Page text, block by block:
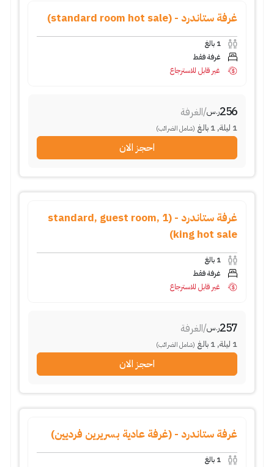
غرفة ستاندرد - (standard room hot sale)
1 بالغ
غرفة فقط
غير قابل للاسترجاع
256ر.س/الغرفة
1 ليلة,
1 بالغ (شامل الضرائب)
احجز الان
غرفة ستاندرد - (standard, guest room, 1
king hot sale)
1 بالغ
غرفة فقط
غير قابل للاسترجاع
257ر.س/الغرفة
1 ليلة,
1 بالغ (شامل الضرائب)
احجز الان
غرفة ستاندرد - (غرفة عادية بسريرين فرديين)
1 بالغ